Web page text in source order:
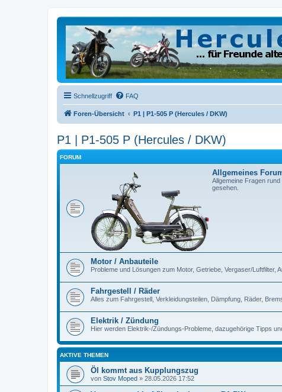
Schnellzugriff FAQ
Foren-Übersicht P1 | P1-505 P (Hercules / DKW)
P1 | P1-505 P (Hercules / DKW)
FORUM
Allgemeines
Allgemeine Fragen
gesehen.
Motor / Anbauteile
Probleme und Lösungen zum Motor, Getriebe, Vergaser/Luftfilter,
Fahrgestell / Räder
Alles zum Fahrgestell, Verkleidungsteilen, Dämpfung, Räder,
Elektrik / Zündung
Hier werden Elektrik-/Zündungs-Probleme, dazugehörige Tipps
AKTIVE THEMEN
Öl kommt aus Kupplungszug
von Stov Moped » 28.05.2026 17:52